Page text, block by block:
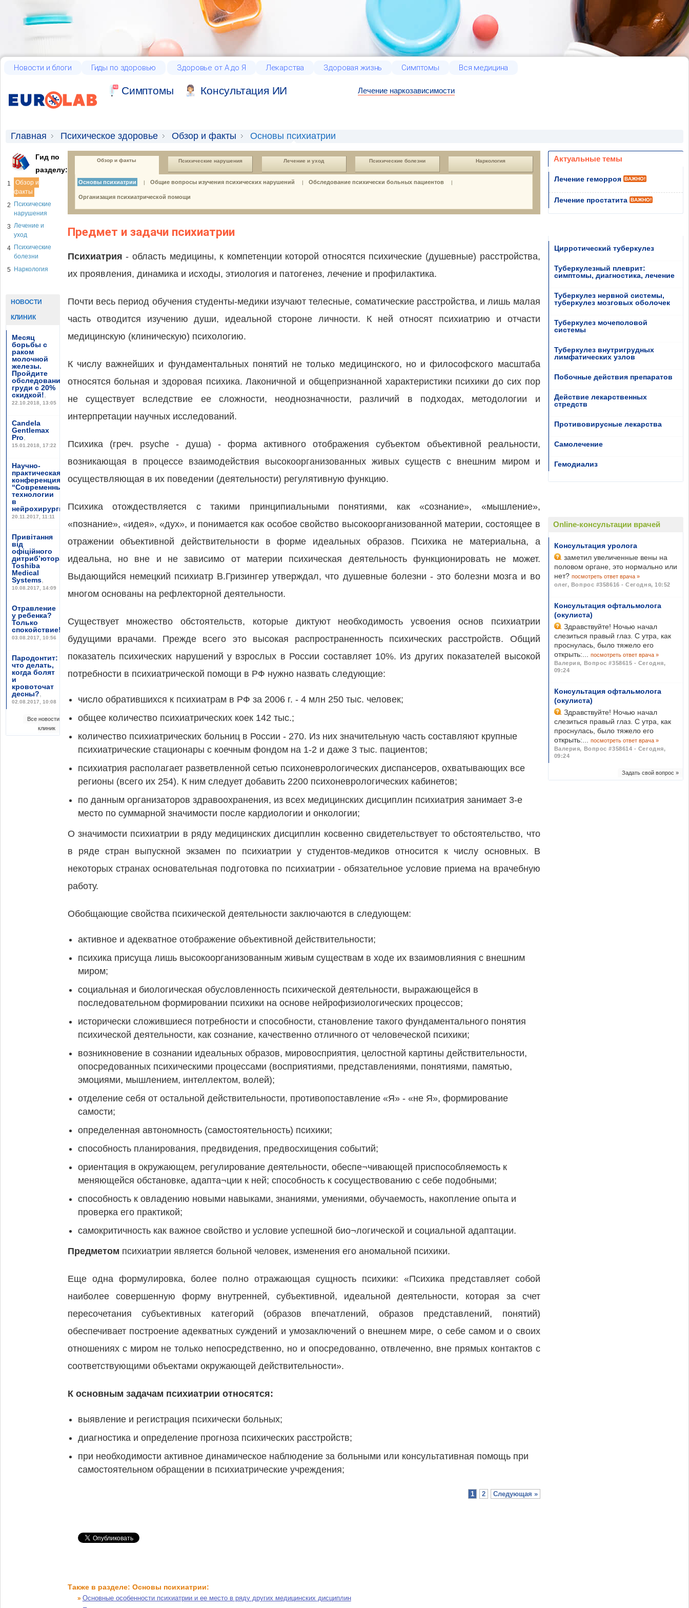
Новости и блоги Гиды по здоровью Здоровье от А до Я Лекарства Здоровая жизнь Симптомы Вся медицина
Cимптомы Консультация ИИ Лечение наркозависимости
Главная Психическое здоровье Обзор и факты Основы психиатрии
Гид по
разделу:
1
Обзор и
факты
2
Психические
нарушения
3 Лечение и
уход
4 Психические
болезни
5
Наркология
НОВОСТИ
КЛИНИК
Месяц
борьбы с
раком
молочной
железы.
Пройдите
обследование
груди с 20%
скидкой!,
22.10.2018, 13:05
Candela
Gentlemax
Pro,
15.01.2018, 17:22
Научно-
практическая
конференция
“Современные
технологии
в
нейрохирургии” ,
20.11.2017, 11:11
Привітання
від
офіційного
дитриб’ютора
Toshiba
Medical
Systems,
10.08.2017, 14:09
Отравление
у ребенка?
Только
спокойствие!
03.08.2017, 10:56
Пародонтит:
что делать,
когда болят
и
кровоточат
десны?,
02.08.2017, 10:08
Все новости
клиник
Обзор и факты Психические нарушения Лечение и уход Психические болезни Наркология
Основы психиатрии | Общие вопросы изучения психических нарушений | Обследование психически больных пациентов |
Организация психиатрической помощи
Предмет и задачи психиатрии
Психиатрия- область медицины, к компетенции которой относятся психические (душевные) расстройства,
их проявления, динамика и исходы, этиология и патогенез, лечение и профилактика.
Почти весь период обучения студенты-медики изучают телесные, соматические расстройства, и лишь малая
часть отводится изучению души, идеальной стороне личности. К ней относят психиатрию и отчасти
медицинскую (клиническую) психологию.
К числу важнейших и фундаментальных понятий не только медицинского, но и философского масштаба
относятся больная и здоровая психика. Лаконичной и общепризнанной характеристики психики до сих пор
не существует вследствие ее сложности, неоднозначности, различий в подходах, методологии и
интерпретации научных исследований.
Психика (греч. psyche - душа) - форма активного отображения субъектом объективной реальности,
возникающая в процессе взаимодействия высокоорганизованных живых существ с внешним миром и
осуществляющая в их поведении (деятельности) регулятивную функцию.
Психика отождествляется с такими принципиальными понятиями, как «сознание», «мышление»,
«познание», «идея», «дух», и понимается как особое свойство высокоорганизованной материи, состоящее в
отражении объективной действительности в форме идеальных образов. Психика не материальна, а
идеальна, но вне и не зависимо от материи психическая деятельность функционировать не может.
Выдающийся немецкий психиатр В.Гризингер утверждал, что душевные болезни - это болезни мозга и во
многом основаны на рефлекторной деятельности.
Существует множество обстоятельств, которые диктуют необходимость усвоения основ психиатрии
будущими врачами. Прежде всего это высокая распространенность психических расстройств. Общий
показатель психических нарушений у взрослых в России составляет 10%. Из других показателей высокой
потребности в психиатрической помощи в РФ нужно назвать следующие:
число обратившихся к психиатрам в РФ за 2006 г. - 4 млн 250 тыс. человек;
общее количество психиатрических коек 142 тыс.;
количество психиатрических больниц в России - 270. Из них значительную часть составляют крупные
психиатрические стационары с коечным фондом на 1-2 и даже 3 тыс. пациентов;
психиатрия располагает разветвленной сетью психоневрологических диспансеров, охватывающих все
регионы (всего их 254). К ним следует добавить 2200 психоневрологических кабинетов;
по данным организаторов здравоохранения, из всех медицинских дисциплин психиатрия занимает 3-е
место по суммарной значимости после кардиологии и онкологии;
О значимости психиатрии в ряду медицинских дисциплин косвенно свидетельствует то обстоятельство, что
в ряде стран выпускной экзамен по психиатрии у студентов-медиков относится к числу основных. В
некоторых странах основательная подготовка по психиатрии - обязательное условие приема на врачебную
работу.
Обобщающие свойства психической деятельности заключаются в следующем:
активное и адекватное отображение объективной действительности;
психика присуща лишь высокоорганизованным живым существам в ходе их взаимовлияния с внешним
миром;
социальная и биологическая обусловленность психической деятельности, выражающейся в
последовательном формировании психики на основе нейрофизиологических процессов;
исторически сложившиеся потребности и способности, становление такого фундаментального понятия
психической деятельности, как сознание, качественно отличного от человеческой психики;
возникновение в сознании идеальных образов, мировосприятия, целостной картины действительности,
опосредованных психическими процессами (восприятиями, представлениями, понятиями, памятью,
эмоциями, мышлением, интеллектом, волей);
отделение себя от остальной действительности, противопоставление «Я» - «не Я», формирование
самости;
определенная автономность (самостоятельность) психики;
способность планирования, предвидения, предвосхищения событий;
ориентация в окружающем, регулирование деятельности, обеспе¬чивающей приспособляемость к
меняющейся обстановке, адапта¬ции к ней; способность к сосуществованию с себе подобными;
способность к овладению новыми навыками, знаниями, умениями, обучаемость, накопление опыта и
проверка его практикой;
самокритичность как важное свойство и условие успешной био¬логической и социальной адаптации.
Предметом психиатрии является больной человек, изменения его аномальной психики.
Еще одна формулировка, более полно отражающая сущность психики: «Психика представляет собой
наиболее совершенную форму внутренней, субъективной, идеальной деятельности, которая за счет
пересочетания субъективных категорий (образов впечатлений, образов представлений, понятий)
обеспечивает построение адекватных суждений и умозаключений о внешнем мире, о себе самом и о своих
отношениях с миром не только непосредственно, но и опосредованно, отвлеченно, вне прямых контактов с
соответствующими объектами окружающей действительности».
К основным задачам психиатрии относятся:
выявление и регистрация психически больных;
диагностика и определение прогноза психических расстройств;
при необходимости активное динамическое наблюдение за больными или консультативная помощь при
самостоятельном обращении в психиатрические учреждения;
1 2 Следующая »
Также в разделе: Основы психиатрии:
» Основные особенности психиатрии и ее место в ряду других медицинских дисциплин
Актуальные темы
Лечение геморроя ВАЖНО!
Лечение простатита ВАЖНО!
Цирротический туберкулез
Туберкулезный плеврит:
симптомы, диагностика, лечение
Туберкулез нервной системы,
туберкулез мозговых оболочек
Туберкулез мочеполовой
системы
Туберкулез внутригрудных
лимфатических узлов
Побочные действия препаратов
Действие лекарственных
стредств
Противовирусные лекарства
Самолечение
Гемодиализ
Online-консультации врачей
Консультация уролога
заметил увеличенные вены на
половом органе, это нормально или
нет? посмотреть ответ врача »
олег, Вопрос #358616 - Сегодня, 10:52
Консультация офтальмолога
(окулиста)
Здравствуйте! Ночью начал
слезиться правый глаз. С утра, как
проснулась, было тяжело его
открыть:...
посмотреть ответ врача »
Валерия, Вопрос #358615 - Сегодня,
09:24
Консультация офтальмолога
(окулиста)
Здравствуйте! Ночью начал
слезиться правый глаз. С утра, как
проснулась, было тяжело его
открыть:...
посмотреть ответ врача »
Валерия, Вопрос #358614 - Сегодня,
09:24
Задать свой вопрос »